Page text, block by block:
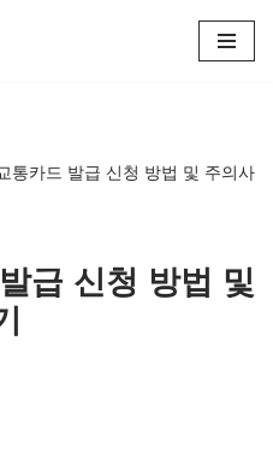
통카드 발급 신청 방법 및 주의사
급 신청 방법 및